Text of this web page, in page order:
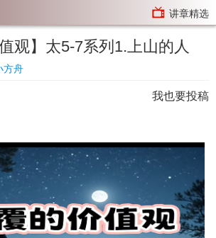
讲章精选
观】太5-7系列1.上山的人
方舟
我也要投稿